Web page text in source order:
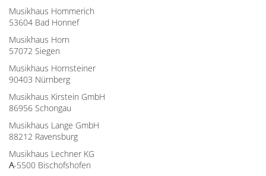
Musikhaus Hommerich
53604 Bad Honnef
Musikhaus Horn
57072 Siegen
Musikhaus Hornsteiner
90403 Nürnberg
Musikhaus Kirstein GmbH
86956 Schongau
Musikhaus Lange GmbH
88212 Ravensburg
Musikhaus Lechner KG
A-5500 Bischofshofen